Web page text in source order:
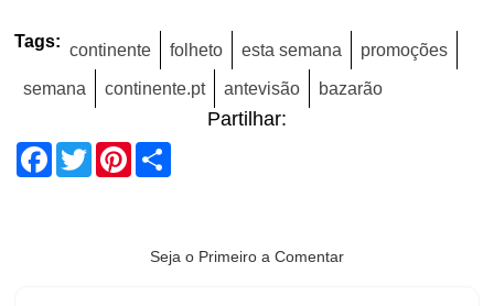
Tags: continente folheto esta semana promoções
semana continente.pt antevisão bazarão
Partilhar:
Facebook
TwitterPinterest
Seja o Primeiro a Comentar